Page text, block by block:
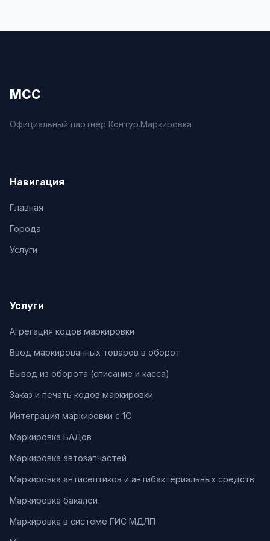
МСС
Официальный партнёр Контур.Маркировка
Навигация
Главная
Города
Услуги
Услуги
Агрегация кодов маркировки
Ввод маркированных товаров в оборот
Вывод из оборота (списание и касса)
Заказ и печать кодов маркировки
Интеграция маркировки с 1С
Маркировка БАДов
Маркировка автозапчастей
Маркировка антисептиков и антибактериальных средств
Маркировка бакалеи
Маркировка в системе ГИС МДЛП